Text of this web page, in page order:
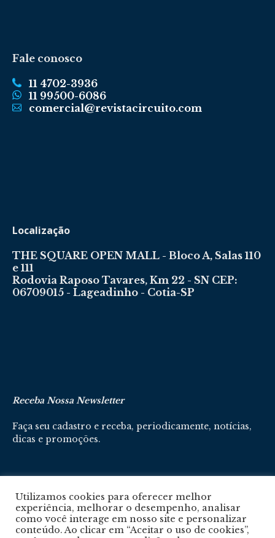
Fale conosco
11 4702-3936
11 99500-6086
comercial@revistacircuito.com
Localização
THE SQUARE OPEN MALL - Bloco A, Salas 110
e 111
Rodovia Raposo Tavares, Km 22 - SN CEP:
06709015 - Lageadinho - Cotia-SP
Receba Nossa Newsletter
Faça seu cadastro e receba, periodicamente, notícias,
dicas e promoções.
Cadastre-se aqui
Utilizamos cookies para oferecer melhor
experiência, melhorar o desempenho, analisar
como você interage em nosso site e personalizar
conteúdo. Ao clicar em “Aceitar o uso de cookies”,